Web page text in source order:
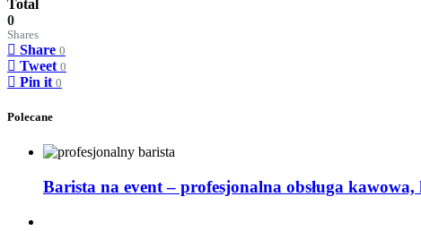
Total
0
Shares
Share 0
Tweet 0
Pin it 0
Polecane
Barista na event – profesjonalna obsługa